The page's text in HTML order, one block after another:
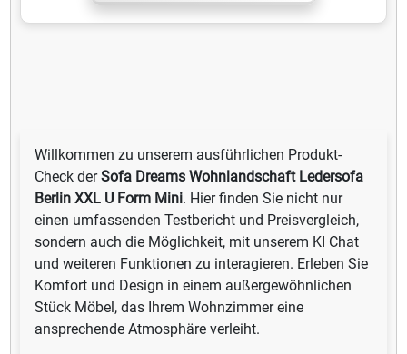
Willkommen zu unserem ausführlichen Produkt-
Check derSofa Dreams Wohnlandschaft Ledersofa
Berlin XXL U Form Mini. Hier finden Sie nicht nur
einen umfassenden Testbericht und Preisvergleich,
sondern auch die Möglichkeit, mit unserem KI Chat
und weiteren Funktionen zu interagieren. Erleben Sie
Komfort und Design in einem außergewöhnlichen
Stück Möbel, das Ihrem Wohnzimmer eine
ansprechende Atmosphäre verleiht.